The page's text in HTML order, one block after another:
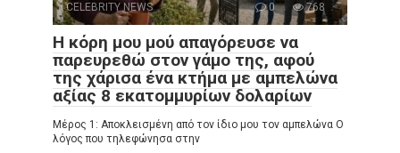
CELEBRITY NEWS 0 768
Η κόρη μου μού απαγόρευσε να
παρευρεθώ στον γάμο της, αφού
της χάρισα ένα κτήμα με αμπελώνα
αξίας 8 εκατομμυρίων δολαρίων
Μέρος 1: Αποκλεισμένη από τον ίδιο μου τον αμπελώνα Ο
λόγος που τηλεφώνησα στην